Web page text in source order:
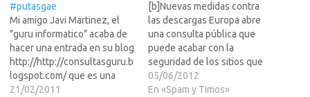
#putasgae
Mi amigo Javi Martinez, el
"guru informatico" acaba de
hacer una entrada en su blog
http://http://consultasguru.b
logspot.com/ que es una
pasada. En menos de una
21/02/2011
[b]Nuevas medidas contra
las descargas Europa abre
una consulta pública que
puede acabar con la
seguridad de los sitios que
alojan contenidos [/b] Es una
de las bases de Internet. Los
05/06/2012
En «Spam y Timos»